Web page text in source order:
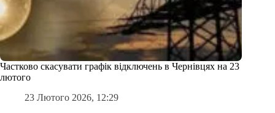
Частково скасувати графік відключень в Чернівцях на 23
лютого
23 Лютого 2026, 12:29